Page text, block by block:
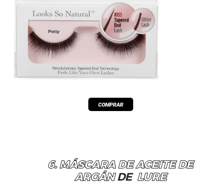
6. MÁSCARA DE ACEITE DE
ARGÁNDE LURE